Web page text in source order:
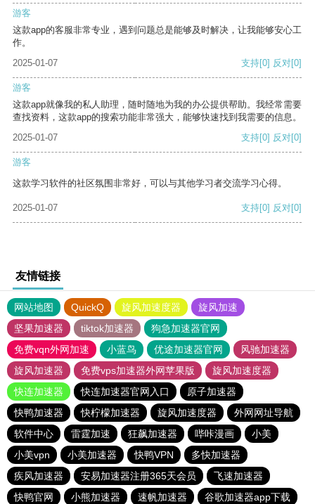
游客
这款app的客服非常专业，遇到问题总是能够及时解决，让我能够安心工
作。
2025-01-07
支持[0] 反对[0]
游客
这款app就像我的私人助理，随时随地为我的办公提供帮助。我经常需要
查找资料，这款app的搜索功能非常强大，能够快速找到我需要的信息。
2025-01-07
支持[0] 反对[0]
游客
这款学习软件的社区氛围非常好，可以与其他学习者交流学习心得。
2025-01-07 支持[0] 反对[0]
友情链接
网站地图 QuickQ 旋风加速度器
旋风加速
坚果加速器
tiktok加速器
狗急加速器官网
免费vqn外网加速
小蓝鸟 优途加速器官网
风驰加速器
旋风加速器
免费vps加速器外网苹果版
旋风加速度器
快连加速器
快连加速器官网入口
原子加速器
快鸭加速器
快柠檬加速器 旋风加速度器
外网网址导航
软件中心
雷霆加速 狂飙加速器 哔咔漫画
小美
小美vpn
小美加速器 快鸭VPN
多快加速器
疾风加速器
安易加速器注册365天会员
飞速加速器
快鸭官网
小熊加速器 速帆加速器
谷歌加速器app下载